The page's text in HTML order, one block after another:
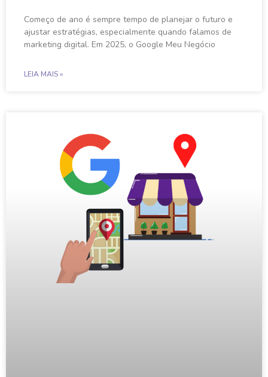
Começo de ano é sempre tempo de planejar o futuro e
ajustar estratégias, especialmente quando falamos de
marketing digital. Em 2025, o Google Meu Negócio
LEIA MAIS »